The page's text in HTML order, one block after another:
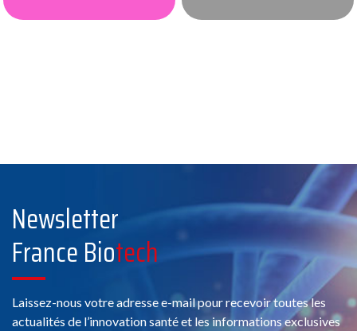
Newsletter
France Biotech
Laissez-nous votre adresse e-mail pour recevoir toutes les
actualités de l’innovation santé et les informations exclusives